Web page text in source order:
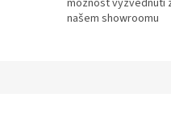
našem showroomu